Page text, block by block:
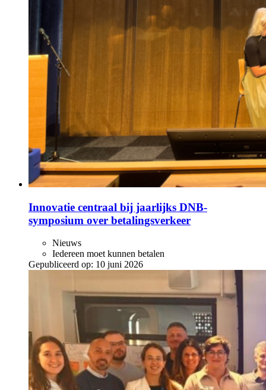
Innovatie centraal bij jaarlijks DNB-
symposium over betalingsverkeer
Nieuws
Iedereen moet kunnen betalen
Gepubliceerd op: 10 juni 2026